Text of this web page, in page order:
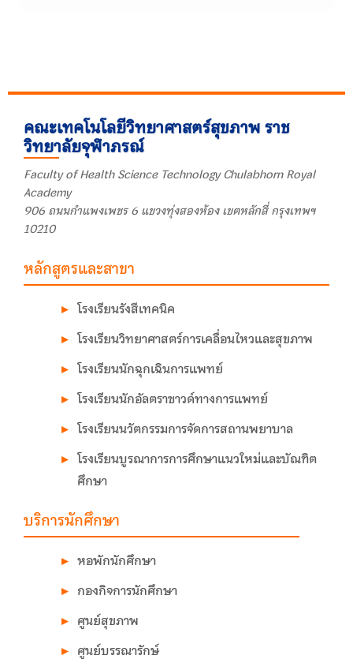
E-mail
Iriya.Run@cra.ac.th
-
📜 การฝึกอบรม
Conditioning Association
: BLS)
เข้าอบรม Good practice sharing
อบรมหลักสูตรการออกกำลังกายในผู้
มีความเสี่ยงด้านโรคหัวใจและหลอด
เลือดสำหรับผู้ที่ออกกำลังกาย
(Cardiovascular Exercise Training
program)
อบรมเชิงปฏิบัติการ เรื่อง ‘’ทบทวน
เกณฑ์และเขียนรายงานการประเมิน
อบรมหลักสูตร ISO9001 : 2015
(Awareness and Requirements)
อบรมพัฒนาอาจารย์และบุคลากรเพื่อ
จัดการเรียนการสอนออนไลน์ CRA
MOOC
โครงการอบรมเชิงปฏิบัติการ เรื่อง
AUN-QA Implementation and
คณะเทคโนโลยีวิทยาศาสตร์สุขภาพ ราช
วิทยาลัยจุฬาภรณ์
Faculty of Health Science Technology Chulabhorn Royal
Academy
906 ถนนกำแพงเพชร 6 แขวงทุ่งสองห้อง เขตหลักสี่ กรุงเทพฯ
10210
หลักสูตรและสาขา
โรงเรียนรังสีเทคนิค
โรงเรียนวิทยาศาสตร์การเคลื่อนไหวและสุขภาพ
โรงเรียนนักฉุกเฉินการแพทย์
โรงเรียนนักอัลตราซาวด์ทางการแพทย์
โรงเรียนนวัตกรรมการจัดการสถานพยาบาล
โรงเรียนบูรณาการการศึกษาแนวใหม่และบัณฑิต
ศึกษา
บริการนักศึกษา
หอพักนักศึกษา
กองกิจการนักศึกษา
ศูนย์สุขภาพ
ศูนย์บรรณารักษ์